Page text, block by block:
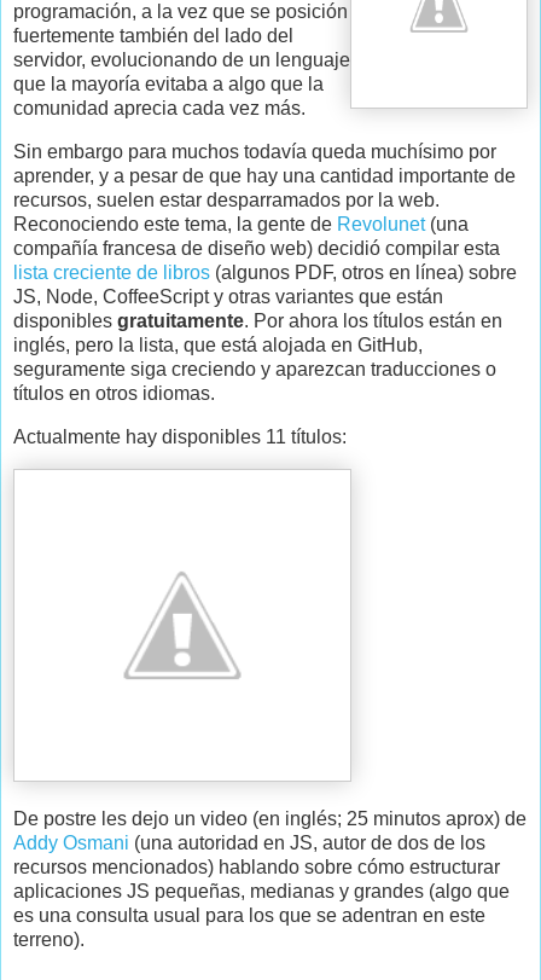
programación, a la vez que se posición
fuertemente también del lado del
servidor, evolucionando de un lenguaje
que la mayoría evitaba a algo que la
comunidad aprecia cada vez más.
Sin embargo para muchos todavía queda muchísimo por
aprender, y a pesar de que hay una cantidad importante de
recursos, suelen estar desparramados por la web.
Reconociendo este tema, la gente de Revolunet(una
compañía francesa de diseño web) decidió compilar esta
lista creciente de libros (algunos PDF, otros en línea) sobre
JS, Node, CoffeeScript y otras variantes que están
disponibles gratuitamente. Por ahora los títulos están en
inglés, pero la lista, que está alojada en GitHub,
seguramente siga creciendo y aparezcan traducciones o
títulos en otros idiomas.
Actualmente hay disponibles 11 títulos:
De postre les dejo un video (en inglés; 25 minutos aprox) de
Addy Osmani (una autoridad en JS, autor de dos de los
recursos mencionados) hablando sobre cómo estructurar
aplicaciones JS pequeñas, medianas y grandes (algo que
es una consulta usual para los que se adentran en este
terreno).